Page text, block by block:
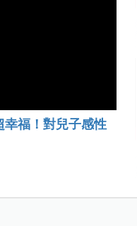
幸福！對兒子感性